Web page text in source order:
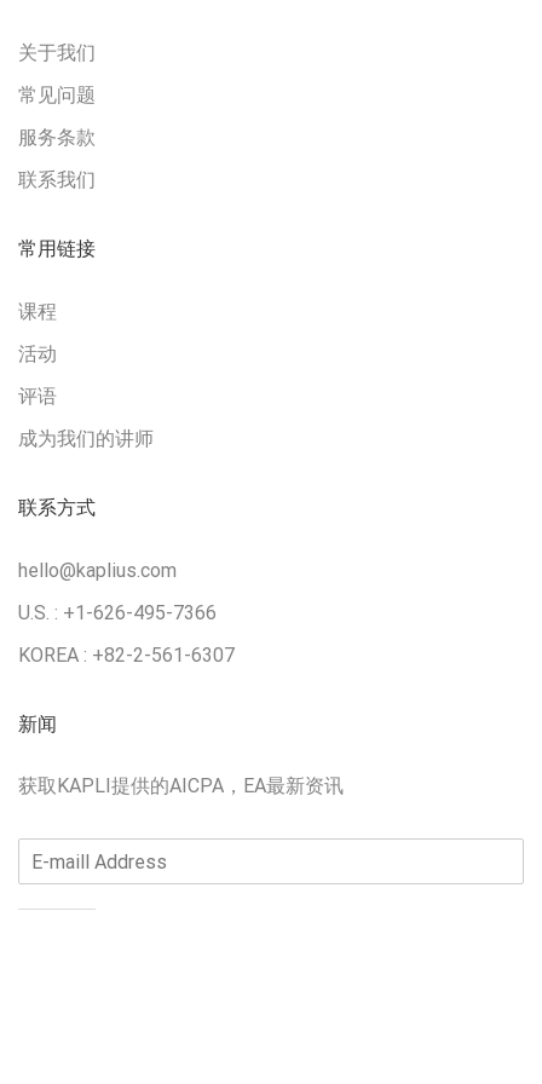
关于我们
常见问题
服务条款
联系我们
常用链接
课程
活动
评语
成为我们的讲师
联系方式
hello@kaplius.com
U.S. : +1-626-495-7366
KOREA : +82-2-561-6307
新闻
获取KAPLI提供的AICPA，EA最新资讯